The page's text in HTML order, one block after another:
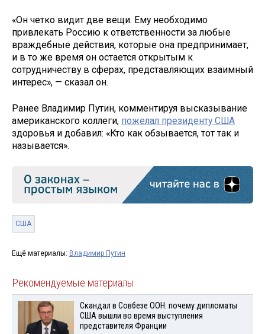
«Он четко видит две вещи. Ему необходимо
привлекать Россию к ответственности за любые
враждебные действия, которые она предпринимает,
и в то же время он остается открытым к
сотрудничеству в сферах, представляющих взаимный
интерес», — сказал он.
Ранее Владимир Путин, комментируя высказывание
американского коллеги, пожелал президенту США
здоровья и добавил: «Кто как обзывается, тот так и
называется».
США
Ещё материалы: Владимир Путин
Рекомендуемые материалы
Скандал в Совбезе ООН: почему дипломаты
США вышли во время выступления
представителя Франции